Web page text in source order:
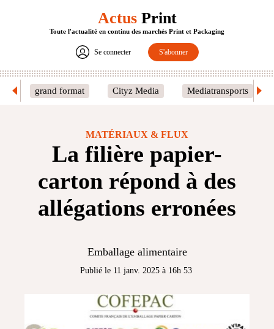
ActusPrint
Toute l'actualité en continu des marchés Print et Packaging
Se connecter S'abonner
grand format Cityz Media Mediatransports
MATÉRIAUX & FLUX
La filière papier-
carton répond à des
allégations erronées
Emballage alimentaire
Publié le 11 janv. 2025 à 16h 53